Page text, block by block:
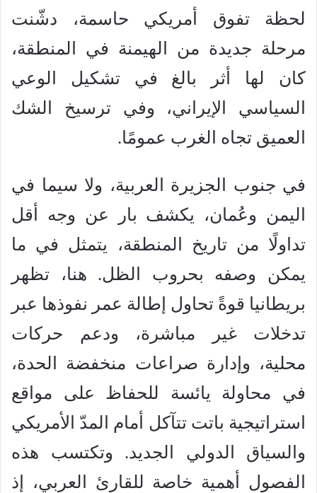
لحظة تفوق أمريكي حاسمة، دشّنت
مرحلة جديدة من الهيمنة في المنطقة،
كان لها أثر بالغ في تشكيل الوعي
السياسي الإيراني، وفي ترسيخ الشك
العميق تجاه الغرب عمومًا.
في جنوب الجزيرة العربية، ولا سيما في
اليمن وعُمان، يكشف بار عن وجه أقل
تداولًا من تاريخ المنطقة، يتمثل في ما
يمكن وصفه بحروب الظل. هنا، تظهر
بريطانيا قوةً تحاول إطالة عمر نفوذها عبر
تدخلات غير مباشرة، ودعم حركات
محلية، وإدارة صراعات منخفضة الحدة،
في محاولة يائسة للحفاظ على مواقع
استراتيجية باتت تتآكل أمام المدّ الأمريكي
والسياق الدولي الجديد. وتكتسب هذه
الفصول أهمية خاصة للقارئ العربي، إذ